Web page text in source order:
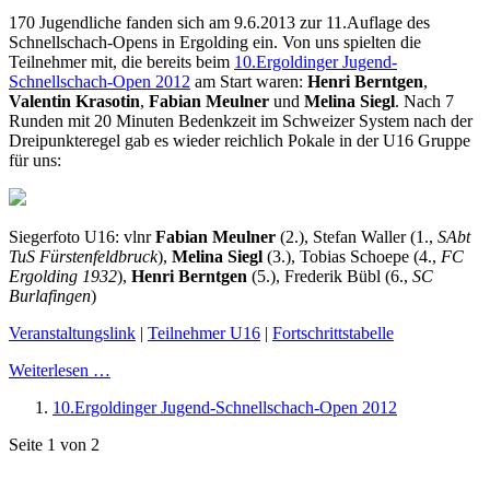
170 Jugendliche fanden sich am 9.6.2013 zur 11.Auflage des
Schnellschach-Opens in Ergolding ein. Von uns spielten die
Teilnehmer mit, die bereits beim 10.Ergoldinger Jugend-
Schnellschach-Open 2012 am Start waren: Henri Berntgen,
Valentin Krasotin, Fabian Meulner und Melina Siegl. Nach 7
Runden mit 20 Minuten Bedenkzeit im Schweizer System nach der
Dreipunkteregel gab es wieder reichlich Pokale in der U16 Gruppe
für uns:
Siegerfoto U16: vlnrFabian Meulner (2.), Stefan Waller (1., SAbt
TuS Fürstenfeldbruck), Melina Siegl (3.), Tobias Schoepe (4., FC
Ergolding 1932), Henri Berntgen (5.), Frederik Bübl (6., SC
Burlafingen)
Veranstaltungslink | Teilnehmer U16 | Fortschrittstabelle
Weiterlesen …
10.Ergoldinger Jugend-Schnellschach-Open 2012
Seite 1 von 2